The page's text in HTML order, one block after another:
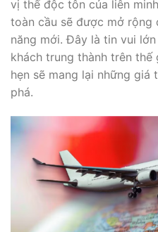
vị thế độc tôn của liên
toàn cầu sẽ được mở rộng
năng mới. Đây là tin vui
khách trung thành trên thế
hẹn sẽ mang lại những
phá.